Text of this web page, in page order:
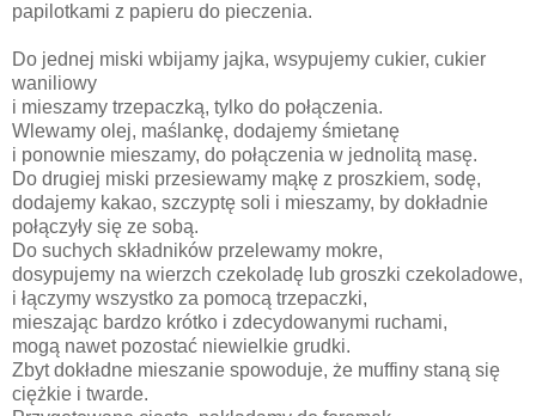
papilotkami z papieru do pieczenia.
Do jednej miski wbijamy jajka, wsypujemy cukier, cukier
waniliowy
i mieszamy trzepaczką, tylko do połączenia.
Wlewamy olej, maślankę, dodajemy śmietanę
i ponownie mieszamy, do połączenia w jednolitą masę.
Do drugiej miski przesiewamy mąkę z proszkiem, sodę,
dodajemy kakao, szczyptę soli i mieszamy, by dokładnie
połączyły się ze sobą.
Do suchych składników przelewamy mokre,
dosypujemy na wierzch czekoladę lub groszki czekoladowe,
i łączymy wszystko za pomocą trzepaczki,
mieszając bardzo krótko i zdecydowanymi ruchami,
mogą nawet pozostać niewielkie grudki.
Zbyt dokładne mieszanie spowoduje, że muffiny staną się
ciężkie i twarde.